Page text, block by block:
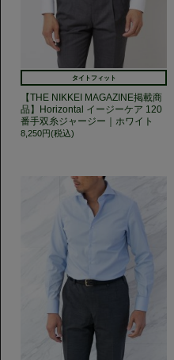
タイトフィット
【THE NIKKEI MAGAZINE掲載商
品】Horizontal イージーケア 120
番手双糸ジャージー｜ホワイト
8,250円(税込)